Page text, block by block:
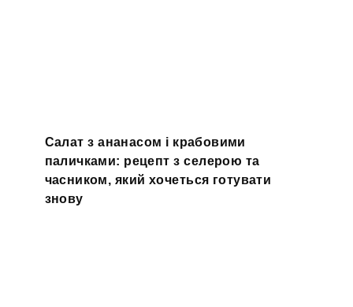
Салат з ананасом і крабовими
паличками: рецепт з селерою та
часником, який хочеться готувати
знову